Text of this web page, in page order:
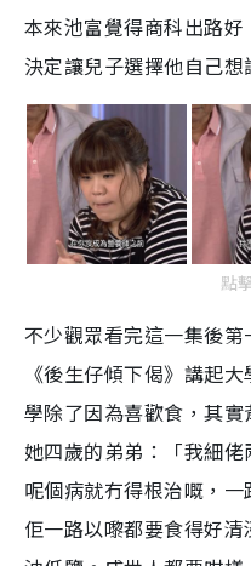
本來池富覺得商科出路好
決定讓兒子選擇他自己想
點
不少觀眾看完這一集後
《後生仔傾下偈》講起
學除了因為喜歡食，其
她四歲的弟弟：「我細
呢個病就冇得根治嘅，一
佢一路以嚟都要食得好